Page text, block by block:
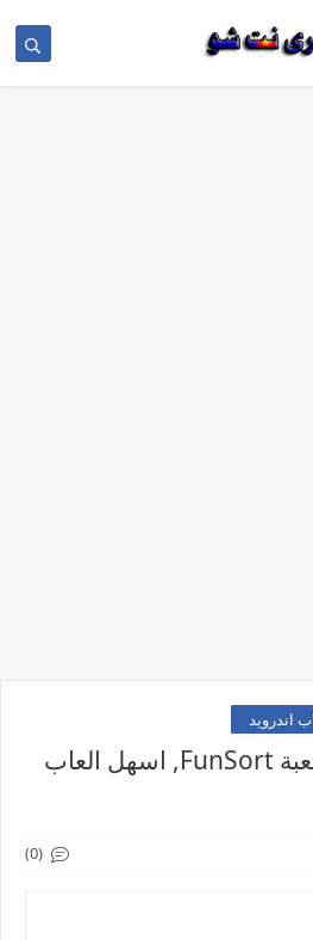
اندرويد
العب واكسب من لعبة FunSort, اسهل العاب
(0)